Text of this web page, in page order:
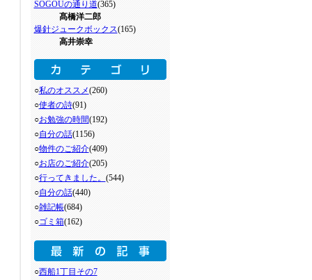
SOGOUの通り道(365)
髙橋洋二郎
爆針ジュークボックス(165)
高井崇幸
○私のオススメ(260)
○使者の詩(91)
○お勉強の時間(192)
○自分の話(1156)
○物件のご紹介(409)
○お店のご紹介(205)
○行ってきました。 (544)
○自分の話(440)
○雑記帳(684)
○ゴミ箱(162)
○西船1丁目その7